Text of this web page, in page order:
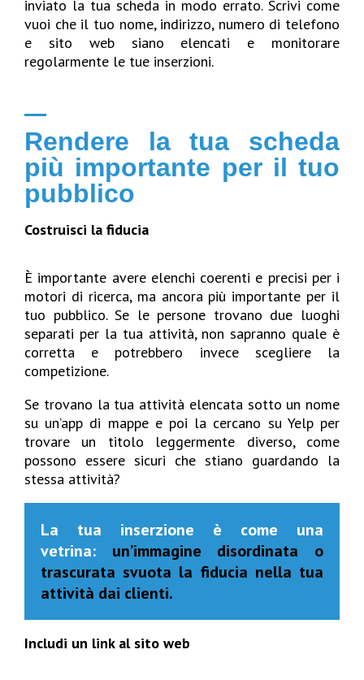
inviato la tua scheda in modo errato. Scrivi come
vuoi che il tuo nome, indirizzo, numero di telefono
e sito web siano elencati e monitorare
regolarmente le tue inserzioni.
Rendere la tua scheda
più importante per il tuo
pubblico
Costruisci la fiducia
È importante avere elenchi coerenti e precisi per i
motori di ricerca, ma ancora più importante per il
tuo pubblico. Se le persone trovano due luoghi
separati per la tua attività, non sapranno quale è
corretta e potrebbero invece scegliere la
competizione.
Se trovano la tua attività elencata sotto un nome
su un’app di mappe e poi la cercano su Yelp per
trovare un titolo leggermente diverso, come
possono essere sicuri che stiano guardando la
stessa attività?
La tua inserzione è come una
vetrina: un’immagine disordinata o
trascurata svuota la fiducia nella tua
attività dai clienti.
Includi un link al sito web